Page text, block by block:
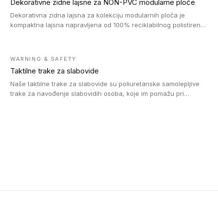
Dekorativne zidne lajsne za NON-PVC modularne ploče
Dekorativna zidna lajsna za kolekciju modularnih ploča je
kompaktna lajsna napravljena od 100% reciklabilnog polistirena,
WARNING & SAFETY
Taktilne trake za slabovide
Naše taktilne trake za slabovide su poliuretanske samolepljive
trake za navođenje slabovidih osoba, koje im pomažu pri